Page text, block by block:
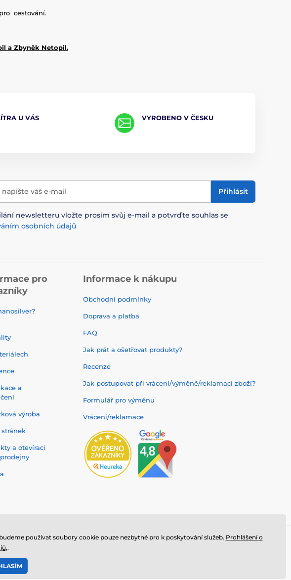
cestování.
a Zbyněk Netopil.
U VÁS VYROBENO V ČESKU
napište váš e-mail Přihlásit
newsletteru vložte prosím svůj e-mail a potvrďte souhlas se
osobních údajů
pro
a
výroba
stránek
a otevírací
Informace k nákupu
Obchodní podmínky
Doprava a platba
FAQ
Jak prát a ošetřovat produkty?
Recenze
Jak postupovat při vrácení/výměně/reklamaci zboží?
Formulář pro výměnu
Vrácení/reklamace
společnosti
používat soubory cookie pouze nezbytné pro k poskytování služeb. Prohlášení o
.